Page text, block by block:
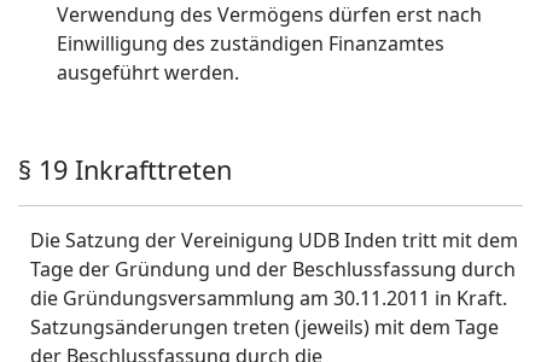
Verwendung des Vermögens dürfen erst nach
Einwilligung des zuständigen Finanzamtes
ausgeführt werden.
§ 19 Inkrafttreten
Die Satzung der Vereinigung UDB Inden tritt mit dem
Tage der Gründung und der Beschlussfassung durch
die Gründungsversammlung am 30.11.2011 in Kraft.
Satzungsänderungen treten (jeweils) mit dem Tage
der Beschlussfassung durch die